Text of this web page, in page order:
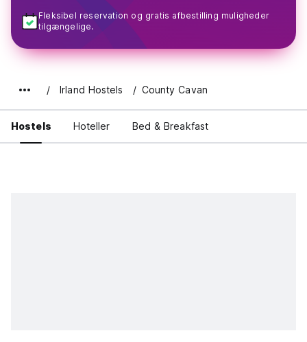
Fleksibel reservation og gratis afbestilling muligheder
tilgængelige.
Irland Hostels County Cavan
Hostels Hoteller Bed & Breakfast